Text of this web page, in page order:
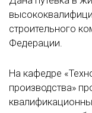
строительного
Федерации.
На кафедре
производства»